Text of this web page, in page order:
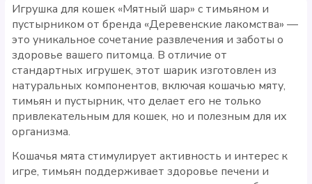
Игрушка для кошек «Мятный шар» с тимьяном и
пустырником от бренда «Деревенские лакомства» —
это уникальное сочетание развлечения и заботы о
здоровье вашего питомца. В отличие от
стандартных игрушек, этот шарик изготовлен из
натуральных компонентов, включая кошачью мяту,
тимьян и пустырник, что делает его не только
привлекательным для кошек, но и полезным для их
организма.
Кошачья мята стимулирует активность и интерес к
игре, тимьян поддерживает здоровье печени и